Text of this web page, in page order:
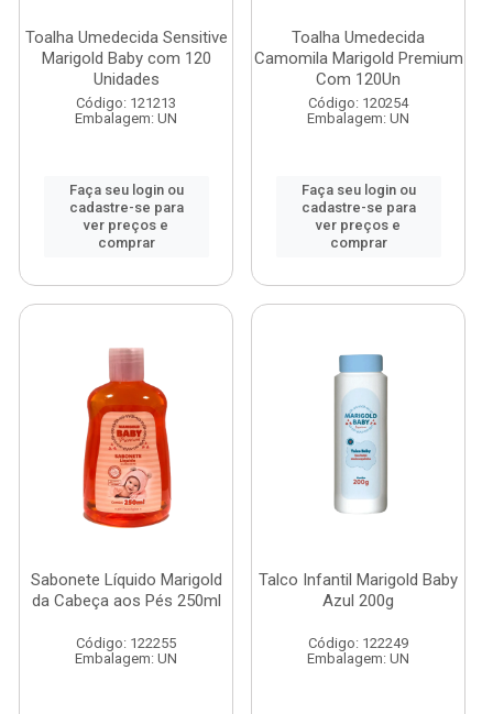
Toalha Umedecida Sensitive
Marigold Baby com 120
Unidades
Código: 121213
Embalagem: UN
Faça seu login ou
cadastre-se para
ver preços e
comprar
Toalha Umedecida
Camomila Marigold Premium
Com 120Un
Código: 120254
Embalagem: UN
Faça seu login ou
cadastre-se para
ver preços e
comprar
Sabonete Líquido Marigold
da Cabeça aos Pés 250ml
Código: 122255
Embalagem: UN
Talco Infantil Marigold Baby
Azul 200g
Código: 122249
Embalagem: UN